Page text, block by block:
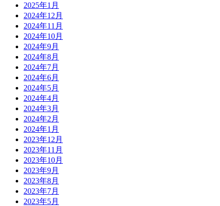
2025年1月
2024年12月
2024年11月
2024年10月
2024年9月
2024年8月
2024年7月
2024年6月
2024年5月
2024年4月
2024年3月
2024年2月
2024年1月
2023年12月
2023年11月
2023年10月
2023年9月
2023年8月
2023年7月
2023年5月